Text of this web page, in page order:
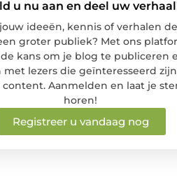
u nu aan en deel uw
ideeën, kennis of verhalen
groter publiek? Met ons
kans om je blog te publiceren
met lezers die geïnteresseerd
content. Aanmelden en laat je
horen!
Registreer u vandaag nog